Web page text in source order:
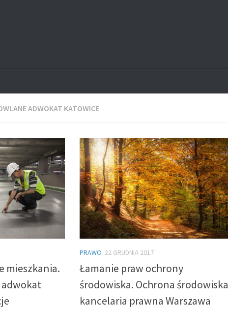
ADWOKAT KATOWICE
mieszkania.
PRAWO 22 GRUDNIA 2017
Łamanie praw ochrony
środowiska. Ochrona środowiska
kancelaria prawna Warszawa